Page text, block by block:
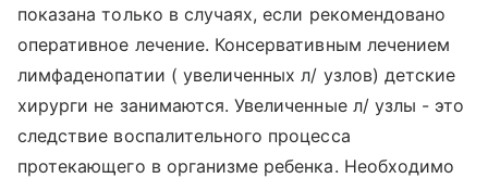
показана только в случаях, если рекомендовано
оперативное лечение. Консервативным лечением
лимфаденопатии ( увеличенных л/ узлов) детские
хирурги не занимаются. Увеличенные л/ узлы - это
следствие воспалительного процесса
протекающего в организме ребенка. Необходимо